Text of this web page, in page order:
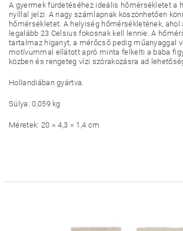
A gyermek fürdetéséhez ideális hőmérsékletet a
nyíllal jelzi. A nagy számlapnak köszönhetően
hőmérsékletet. A helyiség hőmérsékletének, ahol
legalább 23 Celsius fokosnak kell lennie. A
tartalmaz higanyt, a mérőcső pedig műanyaggal
motívummal ellátott apró minta felkelti a baba
közben és rengeteg vízi szórakozásra ad
Hollandiában gyártva.
Súlya: 0,059 kg
Méretek: 20 × 4,3 × 1,4 cm